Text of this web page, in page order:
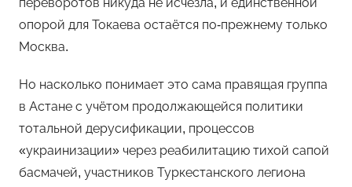
переворотов никуда не исчезла, и единственной
опорой для Токаева остаётся по-прежнему только
Москва.
Но насколько понимает это сама правящая группа
в Астане с учётом продолжающейся политики
тотальной дерусификации, процессов
«украинизации» через реабилитацию тихой сапой
басмачей, участников Туркестанского легиона